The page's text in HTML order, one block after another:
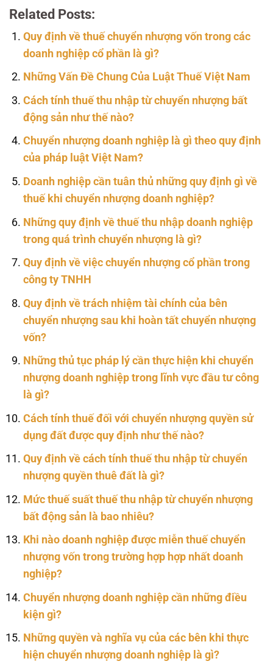
Related Posts:
Quy định về thuế chuyển nhượng vốn trong các
doanh nghiệp cổ phần là gì?
Những Vấn Đề Chung Của Luật Thuế Việt Nam
Cách tính thuế thu nhập từ chuyển nhượng bất
động sản như thế nào?
Chuyển nhượng doanh nghiệp là gì theo quy định
của pháp luật Việt Nam?
Doanh nghiệp cần tuân thủ những quy định gì về
thuế khi chuyển nhượng doanh nghiệp?
Những quy định về thuế thu nhập doanh nghiệp
trong quá trình chuyển nhượng là gì?
Quy định về việc chuyển nhượng cổ phần trong
công ty TNHH
Quy định về trách nhiệm tài chính của bên
chuyển nhượng sau khi hoàn tất chuyển nhượng
vốn?
Những thủ tục pháp lý cần thực hiện khi chuyển
nhượng doanh nghiệp trong lĩnh vực đầu tư công
là gì?
Cách tính thuế đối với chuyển nhượng quyền sử
dụng đất được quy định như thế nào?
Quy định về cách tính thuế thu nhập từ chuyển
nhượng quyền thuê đất là gì?
Mức thuế suất thuế thu nhập từ chuyển nhượng
bất động sản là bao nhiêu?
Khi nào doanh nghiệp được miễn thuế chuyển
nhượng vốn trong trường hợp hợp nhất doanh
nghiệp?
Chuyển nhượng doanh nghiệp cần những điều
kiện gì?
Những quyền và nghĩa vụ của các bên khi thực
hiện chuyển nhượng doanh nghiệp là gì?